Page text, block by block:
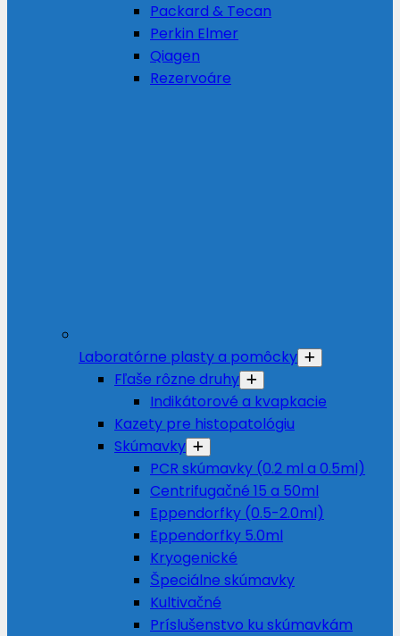
Packard & Tecan
Perkin Elmer
Qiagen
Rezervoáre
Laboratórne plasty a pomôcky
Fľaše rôzne druhy
Indikátorové a kvapkacie
Kazety pre histopatológiu
Skúmavky
PCR skúmavky (0.2 ml a 0.5ml)
Centrifugačné 15 a 50ml
Eppendorfky (0.5-2.0ml)
Eppendorfky 5.0ml
Kryogenické
Špeciálne skúmavky
Kultivačné
Príslušenstvo ku skúmavkám